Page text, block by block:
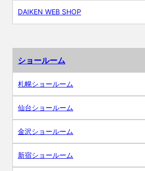
DAIKEN WEB SHOP
ショールーム
札幌ショールーム
仙台ショールーム
金沢ショールーム
新宿ショールーム